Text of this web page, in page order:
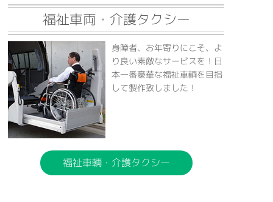
福祉車両・介護タクシー
身障者、お年寄りにこそ、よ
り良い素敵なサービスを！日
本一番豪華な福祉車輌を目指
して製作致しました！
福祉車輌・介護タクシー